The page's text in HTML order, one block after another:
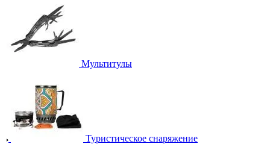
Мультитулы
Туристическое снаряжение